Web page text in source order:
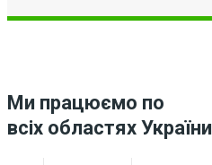
Ми працюємо по
всіх областях України